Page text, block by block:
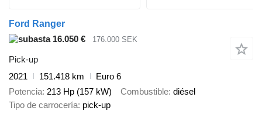
Ford Ranger
16.050 €
176.000 SEK
Pick-up
2021
151.418 km
Euro 6
Potencia 213 Hp (157 kW) Combustible diésel
Tipo de carrocería pick-up